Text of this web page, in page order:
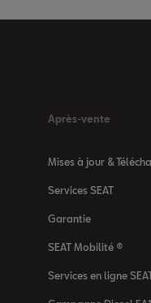
Après-vente
Mises à jour &
Services SEAT
Garantie
SEAT Mobilité ®
Services en ligne